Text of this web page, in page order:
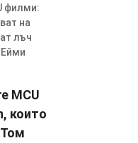
MCU
които